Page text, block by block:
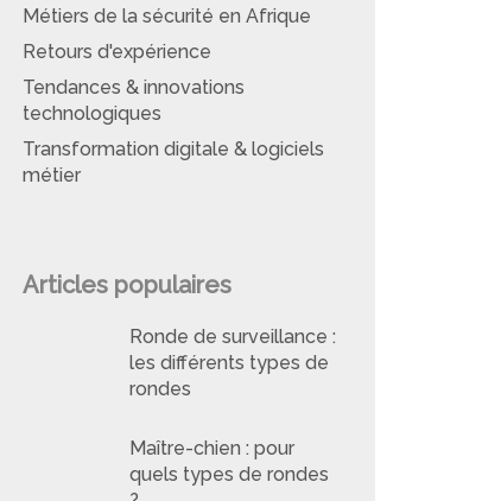
Métiers de la sécurité en Afrique
Retours d'expérience
Tendances & innovations
technologiques
Transformation digitale & logiciels
métier
Articles populaires
Ronde de surveillance :
les différents types de
rondes
Maître-chien : pour
quels types de rondes